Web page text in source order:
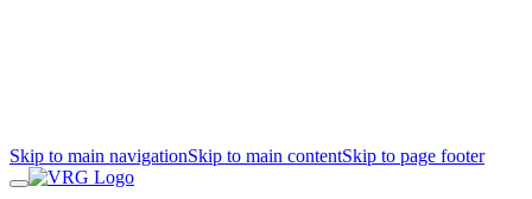
Skip to main navigationSkip to main contentSkip to page footer